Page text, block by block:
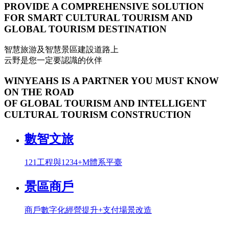
PROVIDE A COMPREHENSIVE SOLUTION
FOR SMART CULTURAL TOURISM AND
GLOBAL TOURISM DESTINATION
智慧旅游及智慧景區建設道路上
云野是您一定要認識的伙伴
WINYEAHS IS A PARTNER YOU MUST KNOW
ON THE ROAD
OF GLOBAL TOURISM AND INTELLIGENT
CULTURAL TOURISM CONSTRUCTION
數智文旅
121工程與1234+M體系平臺
景區商戶
商戶數字化經營提升+支付場景改造